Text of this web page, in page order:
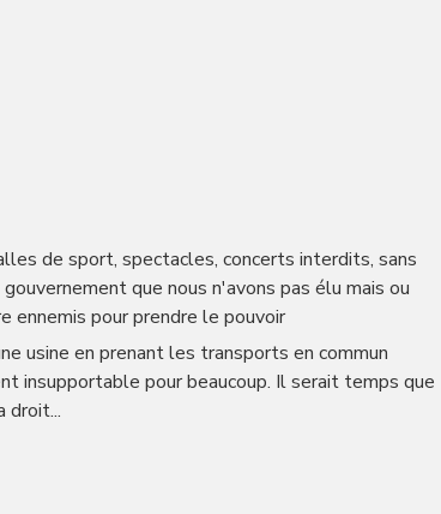
de sport, spectacles, concerts interdits, sans
que nous n'avons pas élu mais ou
pour prendre le pouvoir
usine en prenant les transports en commun
insupportable pour beaucoup. Il serait temps que
droit...